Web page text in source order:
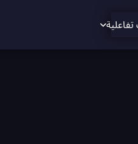
تفاعلية